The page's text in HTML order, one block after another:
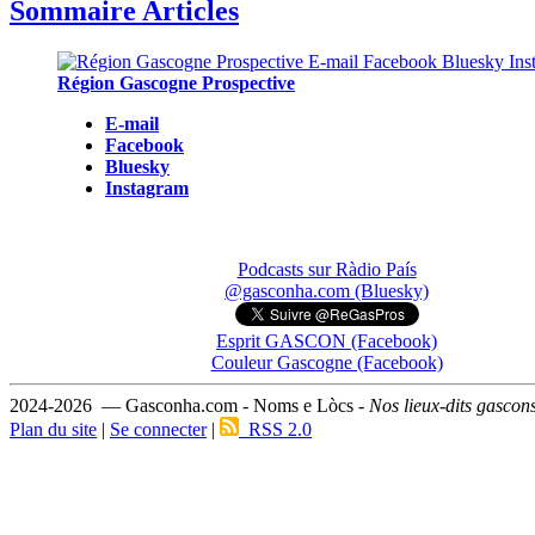
Sommaire Articles
Région Gascogne Prospective
E-mail
Facebook
Bluesky
Instagram
Podcasts sur Ràdio País
@gasconha.com (Bluesky)
Esprit GASCON (Facebook)
Couleur Gascogne (Facebook)
2024-2026 — Gasconha.com - Noms e Lòcs - Nos lieux-dits
Plan du site | Se connecter| RSS 2.0